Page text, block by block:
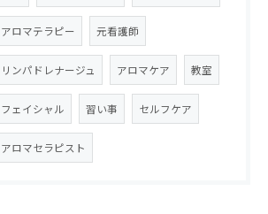
アロマテラピー 元看護師
リンパドレナージュ アロマケア 教室
フェイシャル 習い事 セルフケア
アロマセラピスト